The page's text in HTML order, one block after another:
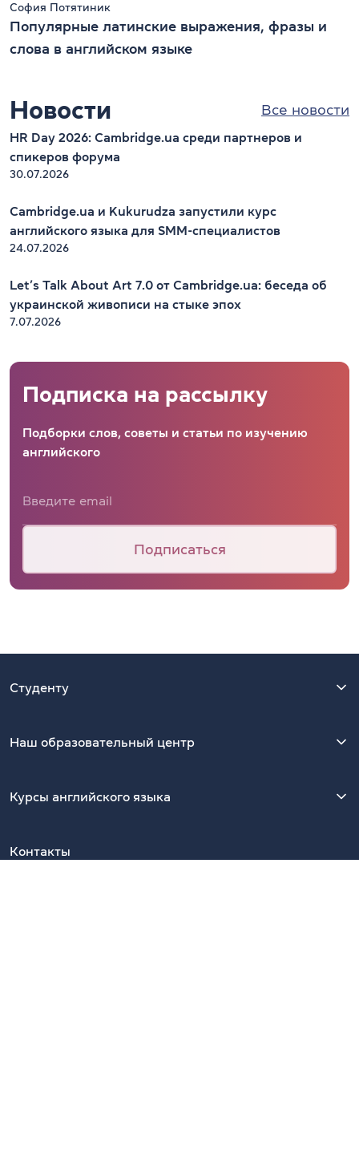
София Потятиник
Популярные латинские выражения, фразы и
слова в английском языке
Новости Все новости
HR Day 2026: Cambridge.ua среди партнеров и
спикеров форума
30.07.2026
Cambridge.ua и Kukurudza запустили курс
английского языка для SMM-специалистов
24.07.2026
Let’s Talk About Art 7.0 от Cambridge.ua: беседа об
украинской живописи на стыке эпох
7.07.2026
Подписка на рассылку
Подборки слов, советы и статьи по изучению
английского
Подписаться
Студенту
Наш образовательный центр
Курсы английского языка
Контакты